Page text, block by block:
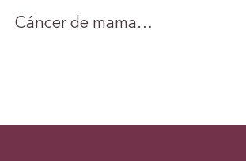
Cáncer de mama…